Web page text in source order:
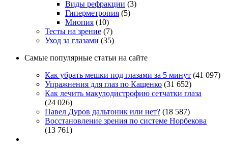
Виды рефракции (3)
Гиперметропия (5)
Миопия (10)
Тесты на зрение (7)
Уход за глазами (35)
Самые популярные статьи на сайте
Как убрать мешки под глазами за 5 минут (41 097)
Упражнения для глаз по Кащенко (31 652)
Как лечить макулодистрофию сетчатки глаза
(24 026)
Павел Дуров дальтоник или нет? (18 587)
Восстановление зрения по системе Норбекова
(13 761)